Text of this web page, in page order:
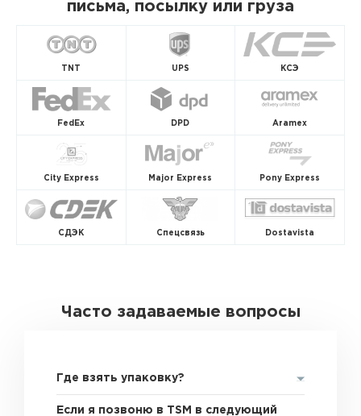
письма, посылку или груза
TNT UPS КСЭ
FedEx DPD Aramex
City Express Major Express Pony Express
СДЭК Спецсвязь Dostavista
Часто задаваемые вопросы
Где взять упаковку?
Если я позвоню в TSM в следующий